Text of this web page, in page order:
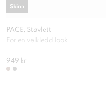
PACE, Støvlett
For en velkledd look
949 kr
Skinn